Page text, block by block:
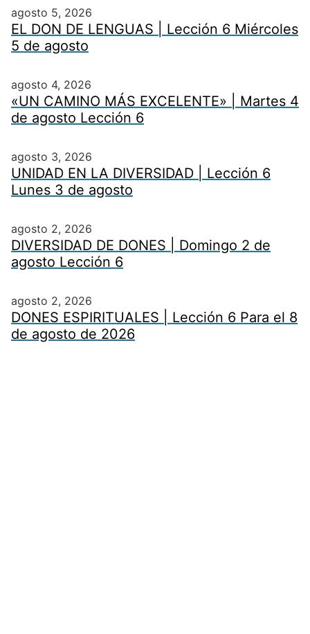
agosto 5, 2026
EL DON DE LENGUAS | Lección 6 Miércoles
5 de agosto
agosto 4, 2026
«UN CAMINO MÁS EXCELENTE» | Martes 4
de agosto Lección 6
agosto 3, 2026
UNIDAD EN LA DIVERSIDAD | Lección 6
Lunes 3 de agosto
agosto 2, 2026
DIVERSIDAD DE DONES | Domingo 2 de
agosto Lección 6
agosto 2, 2026
DONES ESPIRITUALES | Lección 6 Para el 8
de agosto de 2026